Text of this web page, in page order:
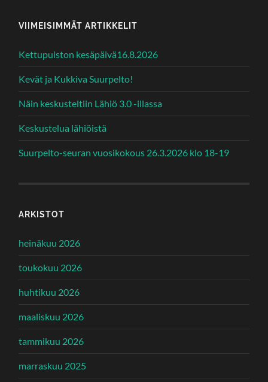
VIIMEISIMMÄT ARTIKKELIT
Kettupuiston kesäpäivä16.8.2026
Kevät ja Kukkiva Suurpelto!
Näin keskusteltiin Lähiö 3.0 -illassa
Keskustelua lähiöistä
Suurpelto-seuran vuosikokous 26.3.2026 klo 18-19
ARKISTOT
heinäkuu 2026
toukokuu 2026
huhtikuu 2026
maaliskuu 2026
tammikuu 2026
marraskuu 2025